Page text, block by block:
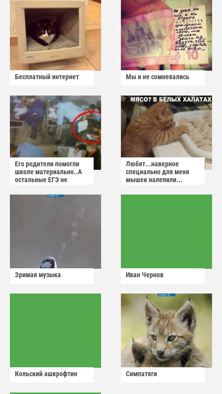
Бесплатный интернет Мы и не сомневались
Его родители помогли
школе материально..А
остальные ЕГЭ не
Любят...наверное
специально для меня
мышек налепили...
Зримая музыка Иван Чернов
Кольский ашкрофтин Симпатяги